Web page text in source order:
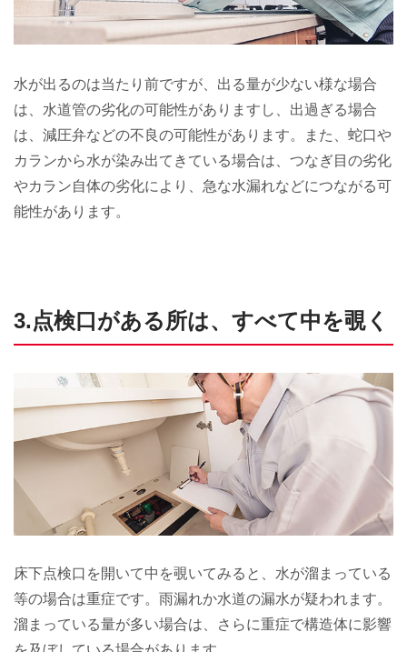
水が出るのは当たり前ですが、出る量が少ない様な場合
は、水道管の劣化の可能性がありますし、出過ぎる場合
は、減圧弁などの不良の可能性があります。また、蛇口や
カランから水が染み出てきている場合は、つなぎ目の劣化
やカラン自体の劣化により、急な水漏れなどにつながる可
能性があります。
3.点検口がある所は、すべて中を覗く
床下点検口を開いて中を覗いてみると、水が溜まっている
等の場合は重症です。雨漏れか水道の漏水が疑われます。
溜まっている量が多い場合は、さらに重症で構造体に影響